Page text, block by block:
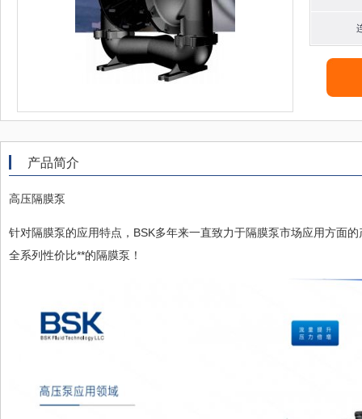
产品简介
高压隔膜泵
针对隔膜泵的应用特点，BSK多年来一直致力于隔膜泵市场应用方面
全系列性价比**的隔膜泵！